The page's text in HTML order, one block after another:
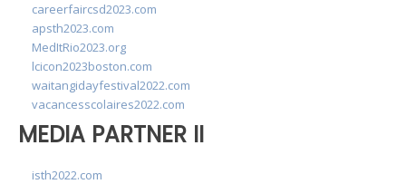
careerfaircsd2023.com
apsth2023.com
MedItRio2023.org
lcicon2023boston.com
waitangidayfestival2022.com
vacancesscolaires2022.com
MEDIA PARTNER II
isth2022.com